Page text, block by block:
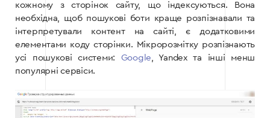
кожному з сторінок сайту, що індексуються. Вона
необхідна, щоб пошукові боти краще розпізнавали та
інтерпретували контент на сайті, є додатковими
елементами коду сторінки. Мікророзмітку розпізнають
усі пошукові системи: Google ,Yandexта інші менш
популярні сервіси.